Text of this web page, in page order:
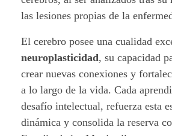
l
c
o
n
t
las lesiones propias de la
El cerebro posee una cualidad
neuroplasticidad, su capacidad
crear nuevas conexiones y
a lo largo de la vida. Cada
desafío intelectual, refuerza esta
dinámica y consolida la reserva